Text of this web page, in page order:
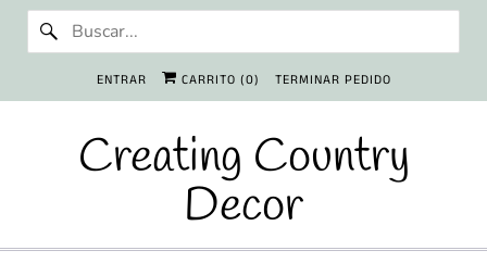
ENTRAR CARRITO (0) TERMINAR PEDIDO
Creating Country
Decor